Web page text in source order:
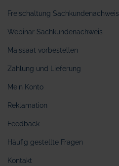
Freischaltung Sachkundenachweis
Webinar Sachkundenachweis
Maissaat vorbestellen
Zahlung und Lieferung
Mein Konto
Reklamation
Feedback
Häufig gestellte Fragen
Kontakt